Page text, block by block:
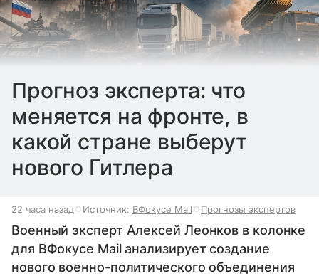
Прогноз эксперта: что
меняется на фронте, в
какой стране выберут
нового Гитлера
22 часа назад Источник: ВФокусе Mail Прогнозы экспертов
Военный эксперт Алексей Леонков в колонке
для ВФокусе Mail анализирует создание
нового военно-политического объединения